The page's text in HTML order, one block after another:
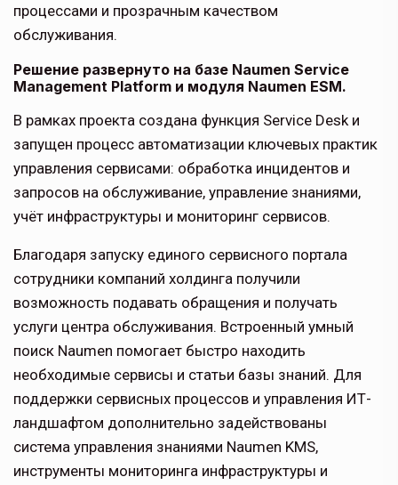
процессами и прозрачным качеством
обслуживания.
Решение развернуто на базе Naumen Service
Management Platform и модуля Naumen ESM.
В рамках проекта создана функция Service Desk и
запущен процесс автоматизации ключевых практик
управления сервисами: обработка инцидентов и
запросов на обслуживание, управление знаниями,
учёт инфраструктуры и мониторинг сервисов.
Благодаря запуску единого сервисного портала
сотрудники компаний холдинга получили
возможность подавать обращения и получать
услуги центра обслуживания. Встроенный умный
поиск Naumen помогает быстро находить
необходимые сервисы и статьи базы знаний. Для
поддержки сервисных процессов и управления ИТ-
ландшафтом дополнительно задействованы
система управления знаниями Naumen KMS,
инструменты мониторинга инфраструктуры и